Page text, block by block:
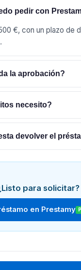
pedir con
€, con un plazo de
la aprobación?
necesito?
devolver el
para solicitar?
en Prestamy